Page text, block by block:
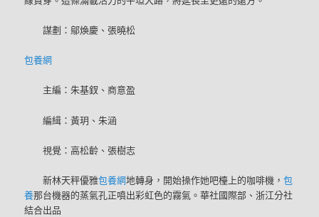
謀劃：鄔煥慶、張曉松
包養網
主編：朱基釵、商意盈
編緝：黃玥、朱涵
視覺：高松齡、張樹志
新林天秤優雅包養網地轉身，開始操作她吧檯上的咖啡機，包
養那台機器的蒸氣孔正噴出彩虹色的霧氣。華社國際部、浙江分社
結合出品